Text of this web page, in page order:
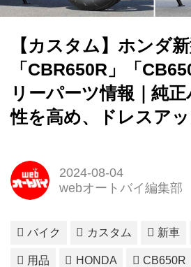
【カスタム】ホンダ
「CBR650R」「
リーパーツ情報｜純
性を高め、ドレスアッ
2024-08-04
webオートバイ編集部
バイク カスタム 新車
用品 HONDA CB650R